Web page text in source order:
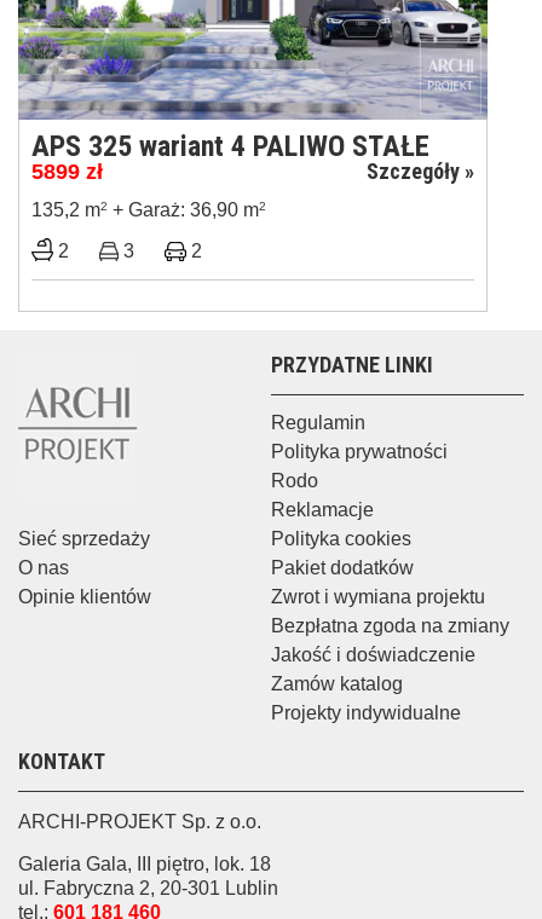
APS 325 wariant 4 PALIWO STAŁE
5899 zł Szczegóły »
135,2 m2 + Garaż: 36,90 m2
2 3 2
Sieć sprzedaży
O nas
Opinie klientów
PRZYDATNE LINKI
Regulamin
Polityka prywatności
Rodo
Reklamacje
Polityka cookies
Pakiet dodatków
Zwrot i wymiana projektu
Bezpłatna zgoda na zmiany
Jakość i doświadczenie
Zamów katalog
Projekty indywidualne
KONTAKT
ARCHI-PROJEKT Sp. z o.o.
Galeria Gala, III piętro, lok. 18
ul. Fabryczna 2, 20-301 Lublin
tel.: 601 181 460